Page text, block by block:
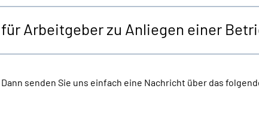
Arbeitgeber zu Anliegen einer
senden Sie uns einfach eine Nachricht über das